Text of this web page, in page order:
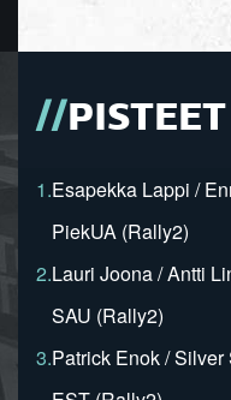
1.Esapekka Lappi /
PiekUA (Rally2)
2.Lauri Joona / Antti
SAU (Rally2)
3.Patrick Enok /